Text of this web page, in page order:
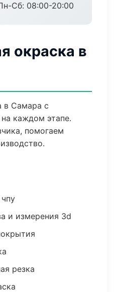
Сб: 08:00-20:00
окраска в
в Самара с
каждом этапе.
помогаем
и измерения 3d
резка